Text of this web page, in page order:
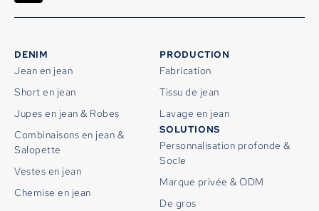
DENIM
Jean en jean
Short en jean
Jupes en jean & Robes
Combinaisons en jean &
Salopette
Vestes en jean
Chemise en jean
PRODUCTION
Fabrication
Tissu de jean
Lavage en jean
SOLUTIONS
Personnalisation profonde &
Socle
Marque privée & ODM
De gros